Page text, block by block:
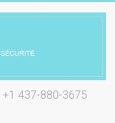
+1 437-880-3675